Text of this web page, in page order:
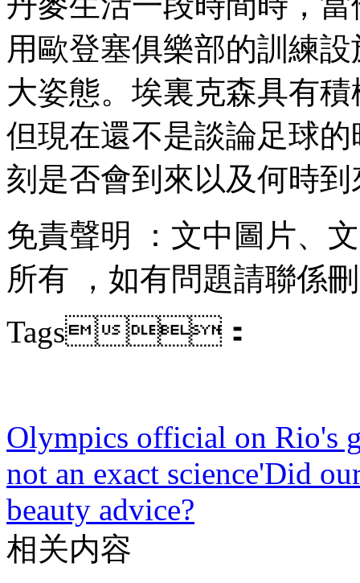
用歐登塞俱樂部的訓練設施
大姿態 。埃裏克森具有積極
但現在還不是談論足球的
刻是否會到來以及何時到來
免責聲明 ：文中圖片
所有  ，如有問題請聯係刪除
Tags：
Olympics official on Rio's
not an exact science'Did
beauty advice?
相关内容